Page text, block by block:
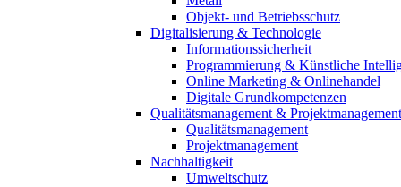
Objekt- und Betriebsschutz
Digitalisierung & Technologie
Informationssicherheit
Programmierung & Künstliche
Online Marketing & Onlinehandel
Digitale Grundkompetenzen
Qualitätsmanagement & Projektmanagement
Qualitätsmanagement
Projektmanagement
Nachhaltigkeit
Umweltschutz